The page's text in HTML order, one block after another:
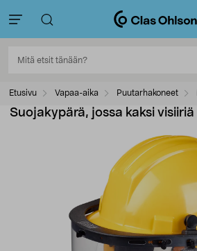
Etusivu Vapaa-aika Puutarhakoneet
Suojakypärä, jossa kaksi visiiriä